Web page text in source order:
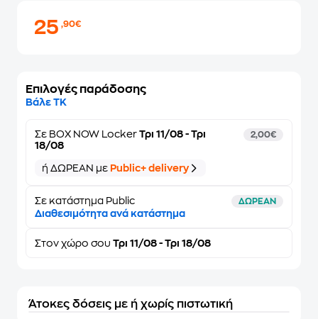
25,90€
Επιλογές παράδοσης
Βάλε ΤΚ
Σε BOX NOW Locker Τρι 11/08 - Τρι
18/08
2,00€
ή ΔΩΡΕΑΝ με Public+ delivery
Σε κατάστημα Public ΔΩΡΕΑΝ
Διαθεσιμότητα ανά κατάστημα
Στον χώρο σου Τρι 11/08 - Τρι 18/08
Άτοκες δόσεις με ή χωρίς πιστωτική